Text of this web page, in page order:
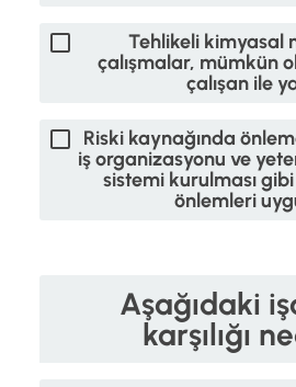
Tehlikeli kimyasal
çalışmalar, mümkün
çalışan ile
Riski kaynağında
iş organizasyonu ve
sistemi kurulması
önlemleri
Aşağıdaki
karşılığı